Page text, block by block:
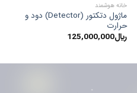
خانه هوشمند
ماژول دتکتور (Detector) دود و
حرارت
﷼125,000,000